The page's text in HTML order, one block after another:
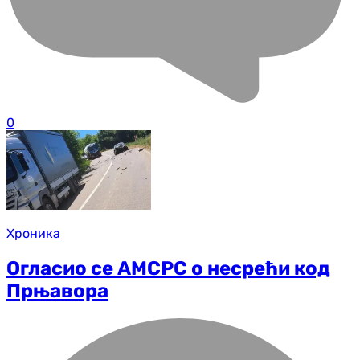
0
Хроника
Огласио се АМСРС о несрећи код
Прњавора